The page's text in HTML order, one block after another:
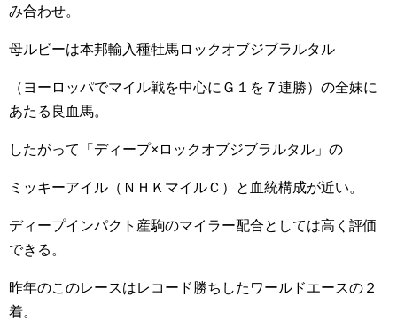
み合わせ。
母ルビーは本邦輸入種牡馬ロックオブジブラルタル
（ヨーロッパでマイル戦を中心にＧ１を７連勝）の全妹に
あたる良血馬。
したがって「ディープ×ロックオブジブラルタル」の
ミッキーアイル（ＮＨＫマイルＣ）と血統構成が近い。
ディープインパクト産駒のマイラー配合としては高く評価
できる。
昨年のこのレースはレコード勝ちしたワールドエースの２
着。